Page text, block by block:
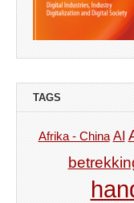
TAGS
Afrika - China AI